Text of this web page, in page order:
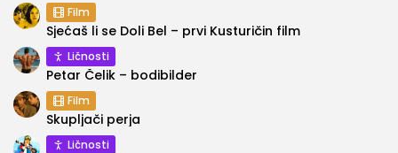
Film
Sjećaš li se Doli Bel – prvi Kusturičin film
Ličnosti
Petar Čelik – bodibilder
Film
Skupljači perja
Ličnosti